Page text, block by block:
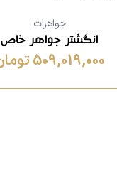
جواهرات
انگشتر جواهر خاص
509,019,000 تومان